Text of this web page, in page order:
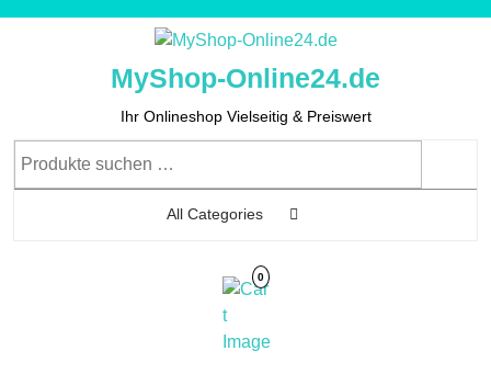
MyShop-Online24.de
Ihr Onlineshop Vielseitig & Preiswert
All Categories
0